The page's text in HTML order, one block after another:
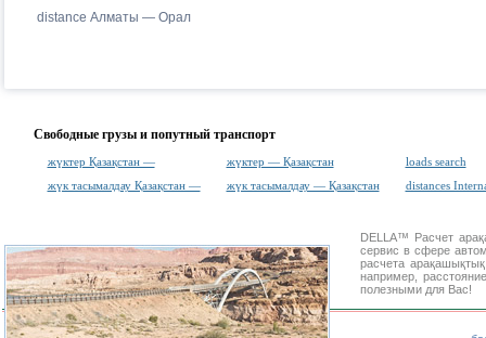
distance Алматы — Орал
Свободные грузы и попутный транспорт
жүктер Қазақстан — жүктер — Қазақстан
loads search
жүк тасымалдау Қазақстан —
жүк тасымалдау — Қазақстан distances
DELLA™ Расчет
сервис в сфере
расчета
например,
полезными для Вас!